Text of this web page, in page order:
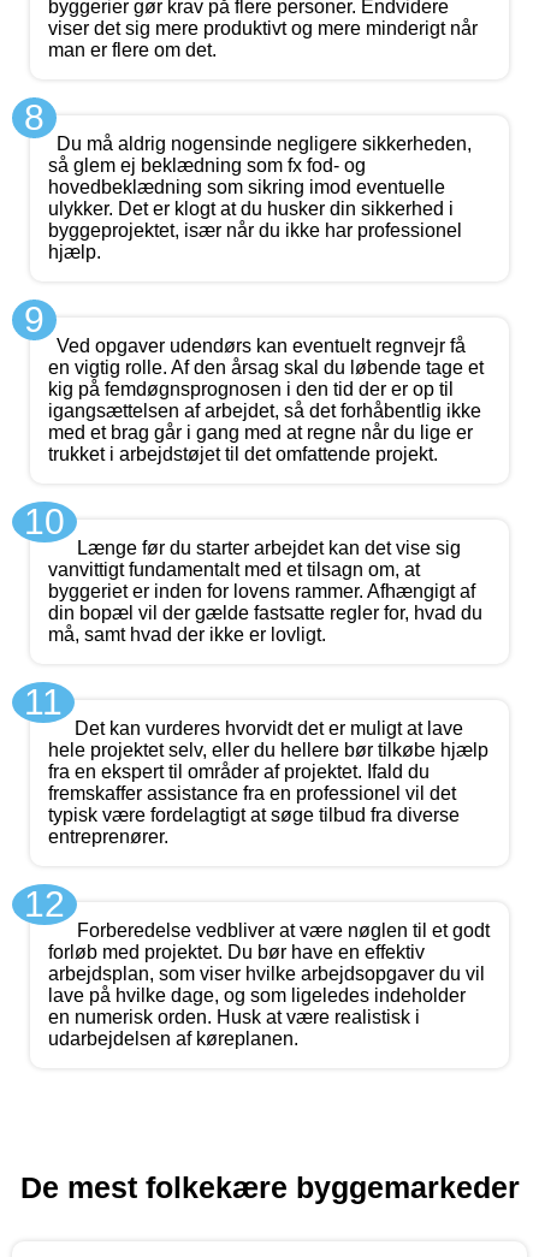
byggerier gør krav på flere personer. Endvidere
viser det sig mere produktivt og mere minderigt når
man er flere om det.
8
Du må aldrig nogensinde negligere sikkerheden,
så glem ej beklædning som fx fod- og
hovedbeklædning som sikring imod eventuelle
ulykker. Det er klogt at du husker din sikkerhed i
byggeprojektet, især når du ikke har professionel
hjælp.
9
Ved opgaver udendørs kan eventuelt regnvejr få
en vigtig rolle. Af den årsag skal du løbende tage et
kig på femdøgnsprognosen i den tid der er op til
igangsættelsen af arbejdet, så det forhåbentlig ikke
med et brag går i gang med at regne når du lige er
trukket i arbejdstøjet til det omfattende projekt.
10
Længe før du starter arbejdet kan det vise sig
vanvittigt fundamentalt med et tilsagn om, at
byggeriet er inden for lovens rammer. Afhængigt af
din bopæl vil der gælde fastsatte regler for, hvad du
må, samt hvad der ikke er lovligt.
11
Det kan vurderes hvorvidt det er muligt at lave
hele projektet selv, eller du hellere bør tilkøbe hjælp
fra en ekspert til områder af projektet. Ifald du
fremskaffer assistance fra en professionel vil det
typisk være fordelagtigt at søge tilbud fra diverse
entreprenører.
12
Forberedelse vedbliver at være nøglen til et godt
forløb med projektet. Du bør have en effektiv
arbejdsplan, som viser hvilke arbejdsopgaver du vil
lave på hvilke dage, og som ligeledes indeholder
en numerisk orden. Husk at være realistisk i
udarbejdelsen af køreplanen.
De mest folkekære byggemarkeder